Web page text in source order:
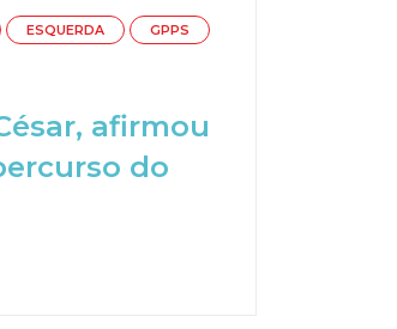
ESQUERDA GPPS
afirmou
do